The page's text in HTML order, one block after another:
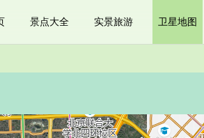
景点大全 实景旅游 卫星地图